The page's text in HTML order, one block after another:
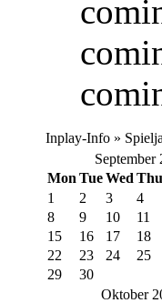
Inplay-Info »
September
Mon TueWed Thu
1
2 3 4
8
9 10 11
15
16 17 18
22
23 24 25
29
30
Oktober